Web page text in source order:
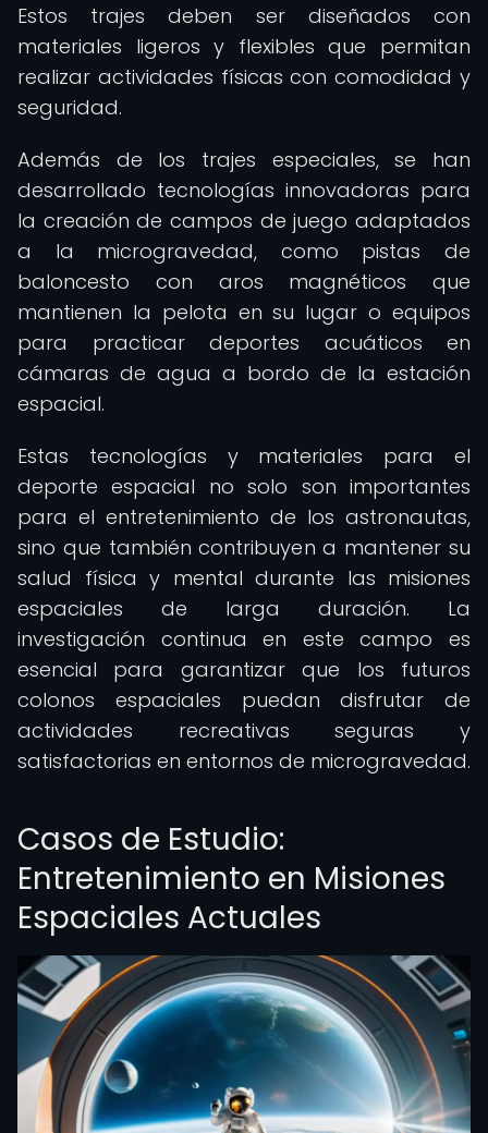
Estos trajes deben ser diseñados con
materiales ligeros y flexibles que permitan
realizar actividades físicas con comodidad y
seguridad.
Además de los trajes especiales, se han
desarrollado tecnologías innovadoras para
la creación de campos de juego adaptados
a la microgravedad, como pistas de
baloncesto con aros magnéticos que
mantienen la pelota en su lugar o equipos
para practicar deportes acuáticos en
cámaras de agua a bordo de la estación
espacial.
Estas tecnologías y materiales para el
deporte espacial no solo son importantes
para el entretenimiento de los astronautas,
sino que también contribuyen a mantener su
salud física y mental durante las misiones
espaciales de larga duración. La
investigación continua en este campo es
esencial para garantizar que los futuros
colonos espaciales puedan disfrutar de
actividades recreativas seguras y
satisfactorias en entornos de microgravedad.
Casos de Estudio:
Entretenimiento en Misiones
Espaciales Actuales